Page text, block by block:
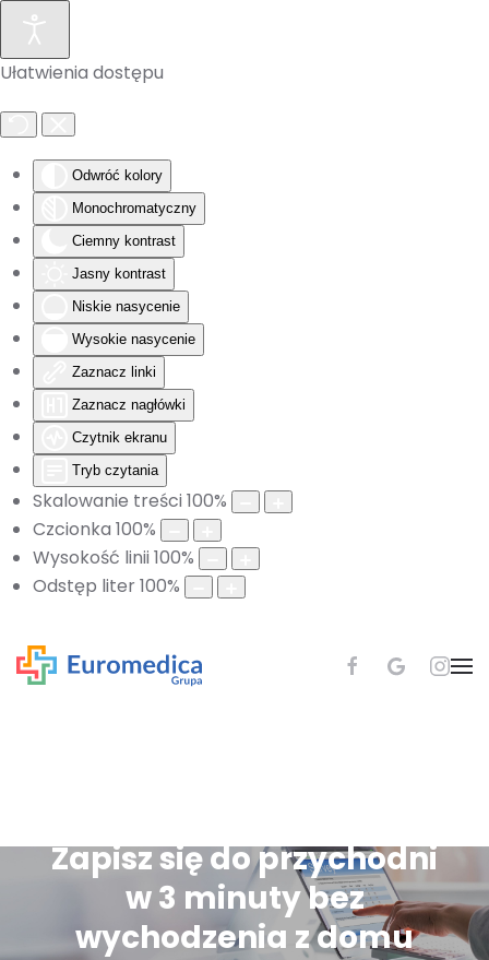
Ułatwienia dostępu
Odwróć kolory
Monochromatyczny
Ciemny kontrast
Jasny kontrast
Niskie nasycenie
Wysokie nasycenie
Zaznacz linki
Zaznacz nagłówki
Czytnik ekranu
Tryb czytania
Skalowanie treści 100%
Czcionka 100%
Wysokość linii 100%
Odstęp liter100%
Skip to main content
Zapisz się do przychodni
w 3 minuty bez
wychodzenia z domu